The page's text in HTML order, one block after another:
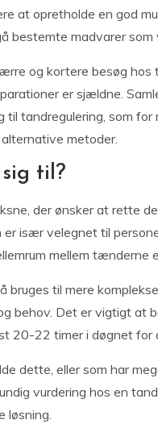
at opretholde en god
bestemte madvarer som
og kortere besøg hos
er sjældne.
til tandregulering, som
metoder.
til?
der ønsker at rette
især velegnet til
mellem tænderne
til mere
behov. Det er vigtigt at
20-22 timer i døgnet
dette, eller som har
vurdering hos en
løsning.